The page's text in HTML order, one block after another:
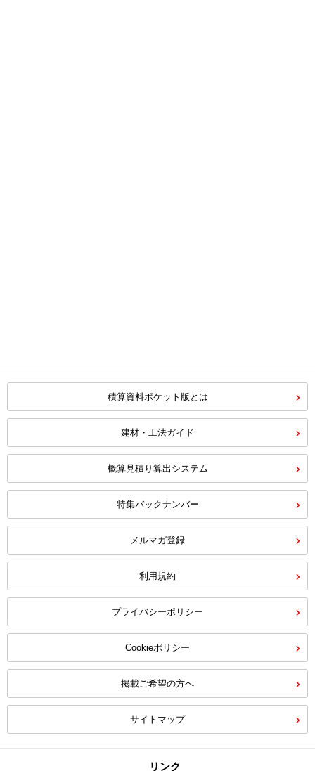
積算資料ポケット版とは
建材・工法ガイド
概算見積り算出システム
特集バックナンバー
メルマガ登録
利用規約
プライバシーポリシー
Cookieポリシー
掲載ご希望の方へ
サイトマップ
リンク